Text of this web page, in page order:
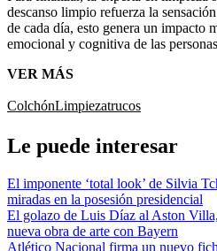
descanso limpio refuerza la
de cada día, esto genera un impacto
emocional y cognitiva de las
VER MÁS
ColchónLimpiezatrucos
Le puede interesar
El imponente ‘total look’ de Silvia
miradas en la posesión presidencial
El golazo de Luis Díaz al Aston
nueva obra de arte con Bayern
Atlético Nacional firma un nuevo